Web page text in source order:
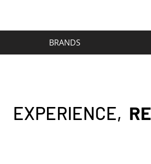
BRANDS
EXPERIENCE,